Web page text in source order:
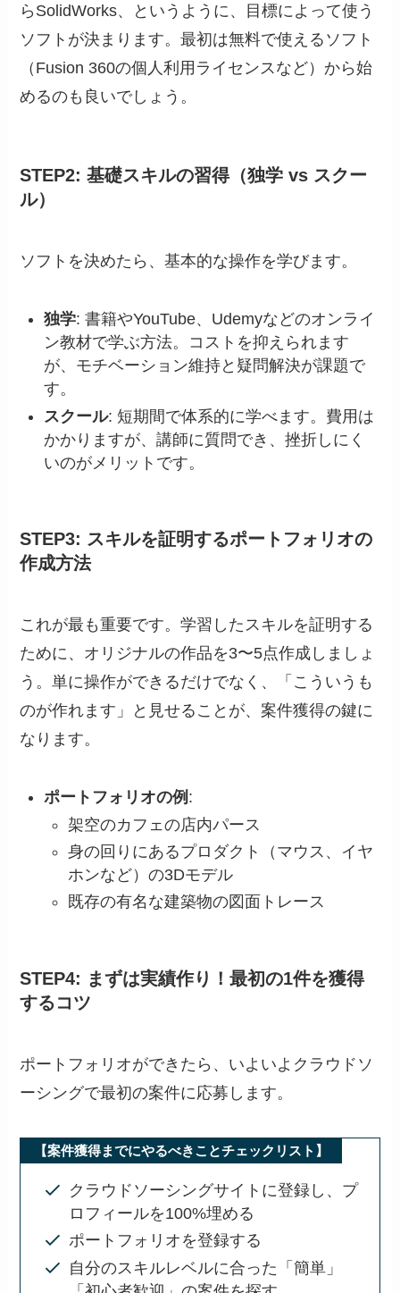
らSolidWorks、というように、目標によって使う
ソフトが決まります。最初は無料で使えるソフト
（Fusion 360の個人利用ライセンスなど）から始
めるのも良いでしょう。
STEP2: 基礎スキルの習得（独学 vs スクー
ル）
ソフトを決めたら、基本的な操作を学びます。
独学: 書籍やYouTube、Udemyなどのオンライ
ン教材で学ぶ方法。コストを抑えられます
が、モチベーション維持と疑問解決が課題で
す。
スクール: 短期間で体系的に学べます。費用は
かかりますが、講師に質問でき、挫折しにく
いのがメリットです。
STEP3: スキルを証明するポートフォリオの
作成方法
これが最も重要です。学習したスキルを証明する
ために、オリジナルの作品を3〜5点作成しましょ
う。単に操作ができるだけでなく、「こういうも
のが作れます」と見せることが、案件獲得の鍵に
なります。
ポートフォリオの例 :
架空のカフェの店内パース
身の回りにあるプロダクト（マウス、イヤ
ホンなど）の3Dモデル
既存の有名な建築物の図面トレース
STEP4: まずは実績作り！最初の1件を獲得
するコツ
ポートフォリオができたら、いよいよクラウドソ
ーシングで最初の案件に応募します。
【案件獲得までにやるべきことチェックリスト】
クラウドソーシングサイトに登録し、プ
ロフィールを100%埋める
ポートフォリオを登録する
自分のスキルレベルに合った「簡単」